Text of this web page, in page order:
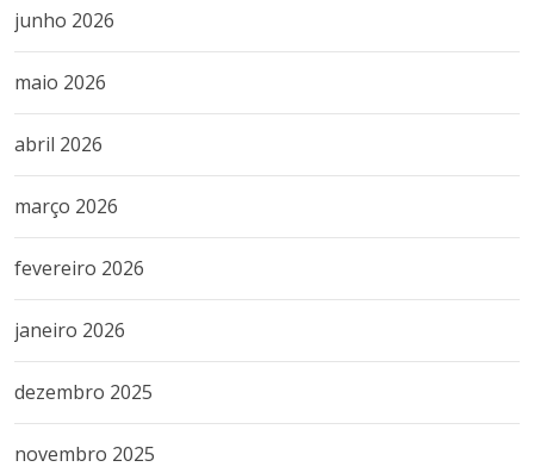
junho 2026
maio 2026
abril 2026
março 2026
fevereiro 2026
janeiro 2026
dezembro 2025
novembro 2025